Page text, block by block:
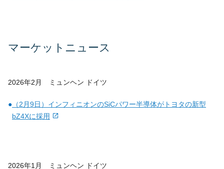
マーケットニュース
2026年2月 ミュンヘン ドイツ
● （2月9日）インフィニオンのSiCパワー半導体がトヨタの新型
bZ4Xに採用
2026年1月 ミュンヘン ドイツ